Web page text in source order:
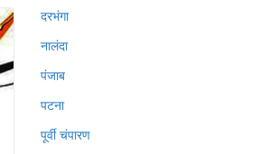
दरभंगा
नालंदा
पंजाब
पटना
पूर्वी चंपारण